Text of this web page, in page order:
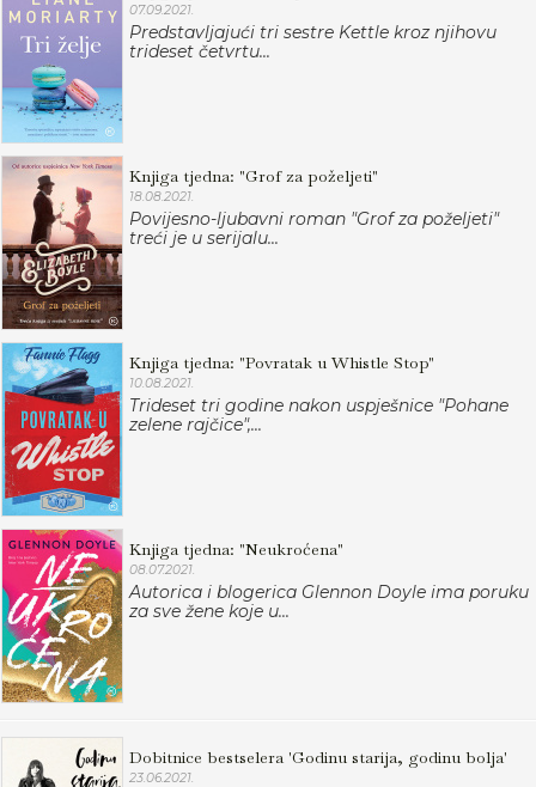
07.09.2021.
Predstavljajući tri sestre Kettle kroz njihovu
trideset četvrtu...
Knjiga tjedna: "Grof za poželjeti"
18.08.2021.
Povijesno-ljubavni roman "Grof za poželjeti"
treći je u serijalu...
Knjiga tjedna: "Povratak u Whistle Stop"
10.08.2021.
Trideset tri godine nakon uspješnice "Pohane
zelene rajčice",...
Knjiga tjedna: "Neukroćena"
08.07.2021.
Autorica i blogerica Glennon Doyle ima poruku
za sve žene koje u...
Dobitnice bestselera 'Godinu starija, godinu bolja'
23.06.2021.